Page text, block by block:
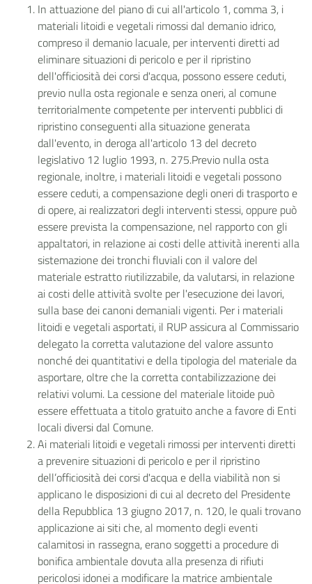
In attuazione del piano di cui all'articolo 1, comma 3, i
materiali litoidi e vegetali rimossi dal demanio idrico,
compreso il demanio lacuale, per interventi diretti ad
eliminare situazioni di pericolo e per il ripristino
dell'officiosità dei corsi d'acqua, possono essere ceduti,
previo nulla osta regionale e senza oneri, al comune
territorialmente competente per interventi pubblici di
ripristino conseguenti alla situazione generata
dall'evento, in deroga all'articolo 13 del decreto
legislativo 12 luglio 1993, n. 275.Previo nulla osta
regionale, inoltre, i materiali litoidi e vegetali possono
essere ceduti, a compensazione degli oneri di trasporto e
di opere, ai realizzatori degli interventi stessi, oppure può
essere prevista la compensazione, nel rapporto con gli
appaltatori, in relazione ai costi delle attività inerenti alla
sistemazione dei tronchi fluviali con il valore del
materiale estratto riutilizzabile, da valutarsi, in relazione
ai costi delle attività svolte per l'esecuzione dei lavori,
sulla base dei canoni demaniali vigenti. Per i materiali
litoidi e vegetali asportati, il RUP assicura al Commissario
delegato la corretta valutazione del valore assunto
nonché dei quantitativi e della tipologia del materiale da
asportare, oltre che la corretta contabilizzazione dei
relativi volumi. La cessione del materiale litoide può
essere effettuata a titolo gratuito anche a favore di Enti
locali diversi dal Comune.
Ai materiali litoidi e vegetali rimossi per interventi diretti
a prevenire situazioni di pericolo e per il ripristino
dell’officiosità dei corsi d'acqua e della viabilità non si
applicano le disposizioni di cui al decreto del Presidente
della Repubblica 13 giugno 2017, n. 120, le quali trovano
applicazione ai siti che, al momento degli eventi
calamitosi in rassegna, erano soggetti a procedure di
bonifica ambientale dovuta alla presenza di rifiuti
pericolosi idonei a modificare la matrice ambientale